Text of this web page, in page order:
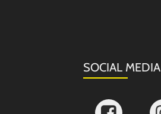
SOCIAL MEDIA